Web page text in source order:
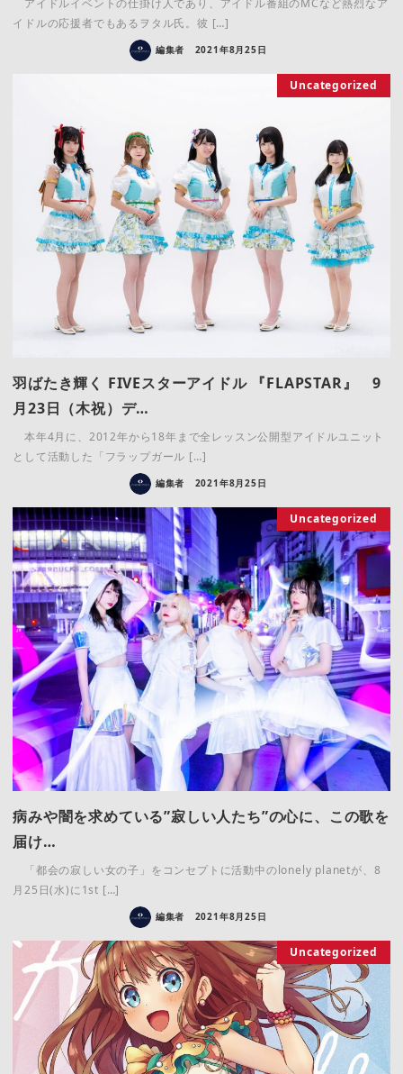
イドルの応援者でもあるヲタル氏。彼 […]
編集者 2021年8月25日
Uncategorized
羽ばたき輝く FIVEスターアイドル 『FLAPSTAR』 9
月23日（木祝）デ…
本年4月に、2012年から18年まで全レッスン公開型アイドルユニット
として活動した「フラップガール […]
編集者 2021年8月25日
Uncategorized
病みや闇を求めている”寂しい人たち”の心に、この歌を
届け…
「都会の寂しい女の子」をコンセプトに活動中のlonely planetが、8
月25日(水)に1st […]
編集者 2021年8月25日
Uncategorized